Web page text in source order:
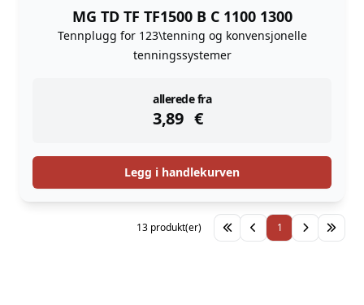
MG TD TF TF1500 B C 1100 1300
Tennplugg for 123\tenning og konvensjonelle
tenningssystemer
allerede fra
3,89 €
instock
Legg i handlekurven
1
13 produkt(er)